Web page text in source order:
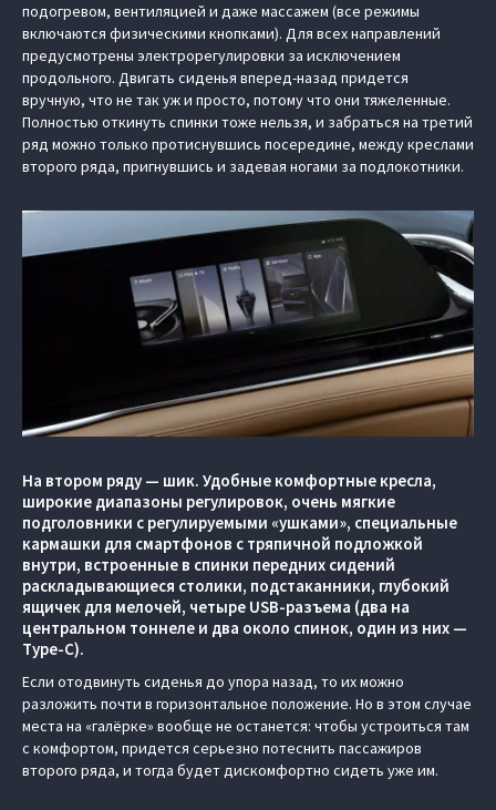
подогревом, вентиляцией и даже массажем (все режимы
включаются физическими кнопками). Для всех направлений
предусмотрены электрорегулировки за исключением
продольного. Двигать сиденья вперед-назад придется
вручную, что не так уж и просто, потому что они тяжеленные.
Полностью откинуть спинки тоже нельзя, и забраться на третий
ряд можно только протиснувшись посередине, между креслами
второго ряда, пригнувшись и задевая ногами за подлокотники.
На втором ряду — шик. Удобные комфортные кресла,
широкие диапазоны регулировок, очень мягкие
подголовники с регулируемыми «ушками», специальные
кармашки для смартфонов с тряпичной подложкой
внутри, встроенные в спинки передних сидений
раскладывающиеся столики, подстаканники, глубокий
ящичек для мелочей, четыре USB-разъема (два на
центральном тоннеле и два около спинок, один из них —
Type-C).
Если отодвинуть сиденья до упора назад, то их можно
разложить почти в горизонтальное положение. Но в этом случае
места на «галёрке» вообще не останется: чтобы устроиться там
с комфортом, придется серьезно потеснить пассажиров
второго ряда, и тогда будет дискомфортно сидеть уже им.